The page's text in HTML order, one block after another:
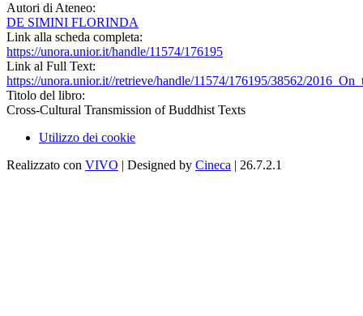
Autori di Ateneo:
DE SIMINI FLORINDA
Link alla scheda completa:
https://unora.unior.it/handle/11574/176195
Link al Full Text:
https://unora.unior.it//retrieve/handle/11574/176195/38562/
Titolo del libro:
Cross-Cultural Transmission of Buddhist Texts
Utilizzo dei cookie
Realizzato con VIVO | Designed by Cineca | 26.7.2.1